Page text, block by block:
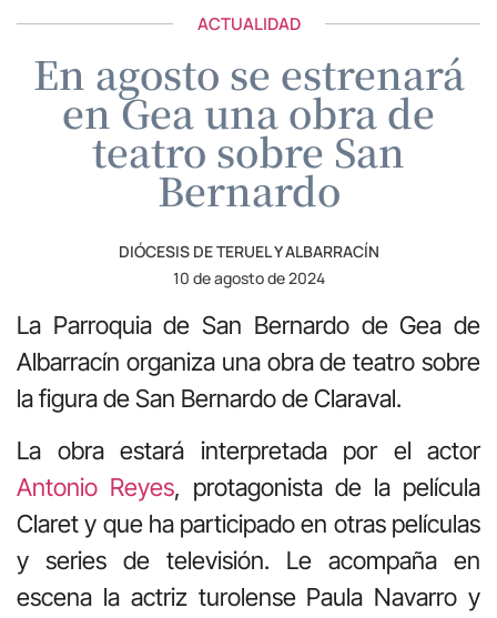
ACTUALIDAD
En agosto se estrenará
en Gea una obra de
teatro sobre San
Bernardo
DIÓCESIS DE TERUEL Y ALBARRACÍN
10 de agosto de 2024
La Parroquia de San Bernardo de Gea de
Albarracín organiza una obra de teatro sobre
la figura de San Bernardo de Claraval.
La obra estará interpretada por el actor
Antonio Reyes, protagonista de la película
Claret y que ha participado en otras películas
y series de televisión. Le acompaña en
escena la actriz turolense Paula Navarro y